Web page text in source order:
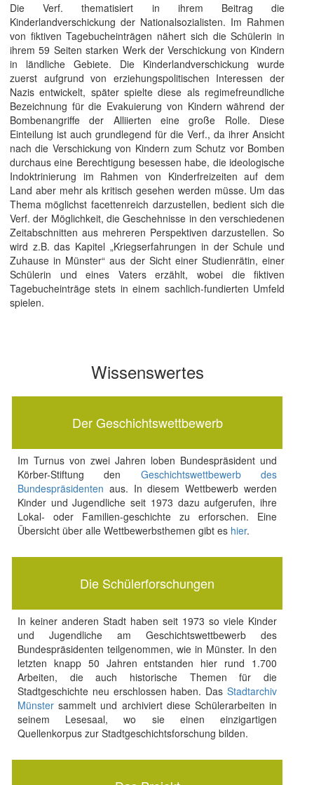
Die Verf. thematisiert in ihrem Beitrag die
Kinderlandverschickung der Nationalsozialisten. Im Rahmen
von fiktiven Tagebucheinträgen nähert sich die Schülerin in
ihrem 59 Seiten starken Werk der Verschickung von Kindern
in ländliche Gebiete. Die Kinderlandverschickung wurde
zuerst aufgrund von erziehungspolitischen Interessen der
Nazis entwickelt, später spielte diese als regimefreundliche
Bezeichnung für die Evakuierung von Kindern während der
Bombenangriffe der Alliierten eine große Rolle. Diese
Einteilung ist auch grundlegend für die Verf., da ihrer Ansicht
nach die Verschickung von Kindern zum Schutz vor Bomben
durchaus eine Berechtigung besessen habe, die ideologische
Indoktrinierung im Rahmen von Kinderfreizeiten auf dem
Land aber mehr als kritisch gesehen werden müsse. Um das
Thema möglichst facettenreich darzustellen, bedient sich die
Verf. der Möglichkeit, die Geschehnisse in den verschiedenen
Zeitabschnitten aus mehreren Perspektiven darzustellen. So
wird z.B. das Kapitel „Kriegserfahrungen in der Schule und
Zuhause in Münster“ aus der Sicht einer Studienrätin, einer
Schülerin und eines Vaters erzählt, wobei die fiktiven
Tagebucheinträge stets in einem sachlich-fundierten Umfeld
spielen.
Wissenswertes
Der Geschichtswettbewerb
Im Turnus von zwei Jahren loben Bundespräsident und
Körber-Stiftung den Geschichtswettbewerb des
Bundespräsidenten aus. In diesem Wettbewerb werden
Kinder und Jugendliche seit 1973 dazu aufgerufen, ihre
Lokal- oder Familien-geschichte zu erforschen. Eine
Übersicht über alle Wettbewerbsthemen gibt es hier.
Die Schülerforschungen
In keiner anderen Stadt haben seit 1973 so viele Kinder
und Jugendliche am Geschichtswettbewerb des
Bundespräsidenten teilgenommen, wie in Münster. In den
letzten knapp 50 Jahren entstanden hier rund 1.700
Arbeiten, die auch historische Themen für die
Stadtgeschichte neu erschlossen haben. DasStadtarchiv
Münstersammelt und archiviert diese Schülerarbeiten in
seinem Lesesaal, wo sie einen einzigartigen
Quellenkorpus zur Stadtgeschichtsforschung bilden.